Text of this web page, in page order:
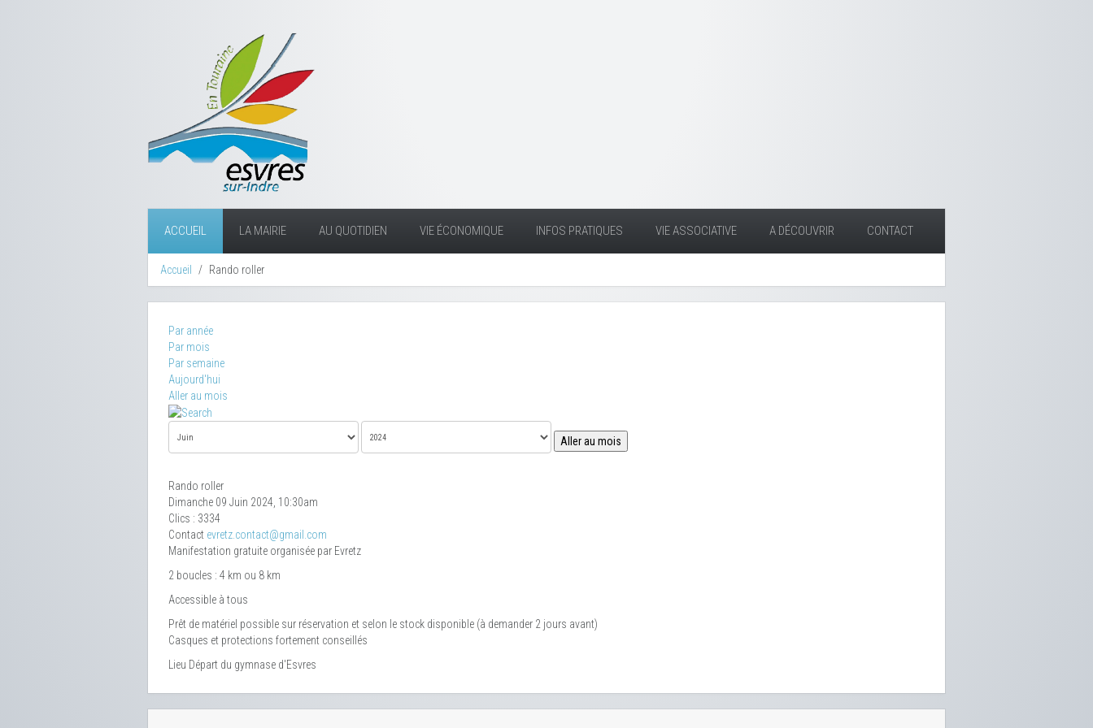
ACCUEIL LA MAIRIE AU QUOTIDIEN VIE ÉCONOMIQUE INFOS PRATIQUES VIE ASSOCIATIVE A DÉCOUVRIR CONTACT
Accueil Rando roller
Par année
Par mois
Par semaine
Aujourd'hui
Aller au mois
Aller au mois
Rando roller
Dimanche 09 Juin 2024, 10:30am
Clics : 3334
Contact evretz.contact@gmail.com
Manifestation gratuite organisée par Evretz
2 boucles : 4 km ou 8 km
Accessible à tous
Prêt de matériel possible sur réservation et selon le stock disponible (à demander 2 jours avant)
Casques et protections fortement conseillés
Lieu Départ du gymnase d'Esvres